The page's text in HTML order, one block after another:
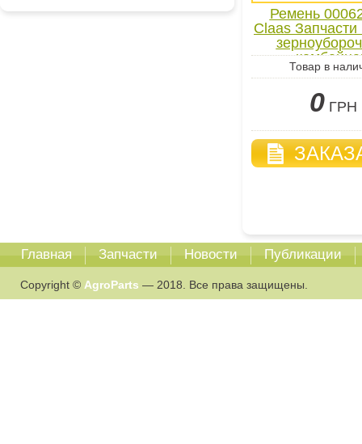
Ремень
Claas Запчасти
Товар в
0 ГРН
Главная Запчасти Новости Публикации
Copyright © AgroParts — 2018. Все права защищены.